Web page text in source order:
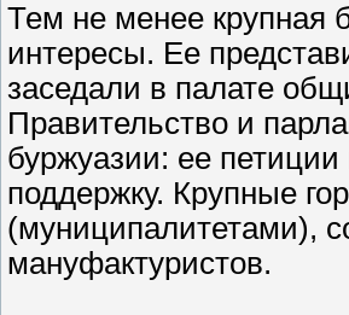
Тем не менее крупная
интересы. Ее
заседали в палате
Правительство и
буржуазии: ее
поддержку. Крупные
(муниципалитетами),
мануфактуристов.